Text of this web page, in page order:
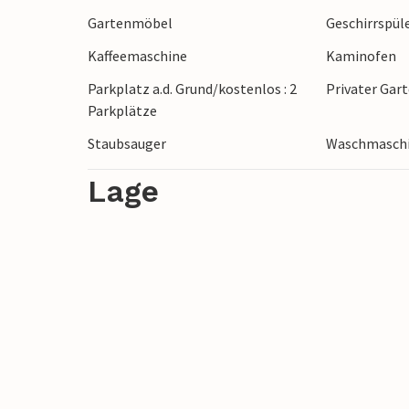
gemütliche, maritime Atmosphäre von
leckeres Fischgericht und lassen Sie
nieder.
Freuen Sie sich auf einen erholsamen
Gartenmöbel
Kaffeemaschine
Kaminofen
Parkplatz a.d. Grund/kostenlos : 2
Parkplätze
Privater
Staubsauger
Lage